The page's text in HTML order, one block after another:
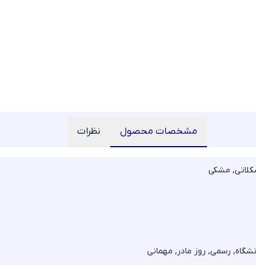
مشخصات محصول نظرات
مشکی
رسمی, روز مادر, مهمانی